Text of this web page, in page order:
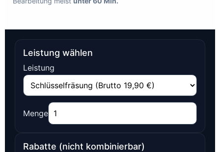
Leistung wählen
Leistung
Menge
Rabatte (nicht kombinierbar)